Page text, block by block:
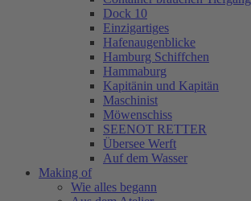
Dock 10
Einzigartiges
Hafenaugen­blicke
Hamburg Schiffchen
Hammaburg
Kapitänin und Kapitän
Maschinist
Möwenschiss
SEENOT RETTER
Übersee Werft
Auf dem Wasser
Making of
Wie alles begann